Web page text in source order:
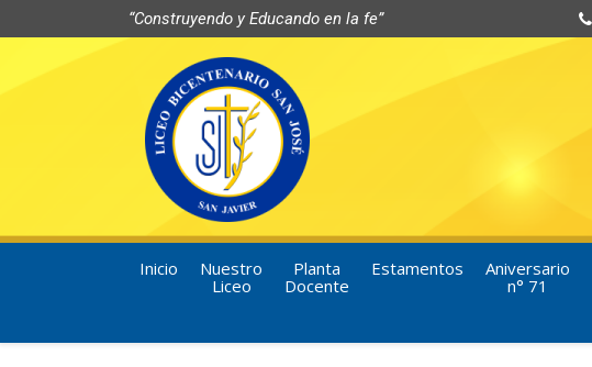
“Construyendo y Educando en la fe”
Inicio
Nuestro
Liceo
Planta
Docente
Estamentos
Aniversario
n° 71